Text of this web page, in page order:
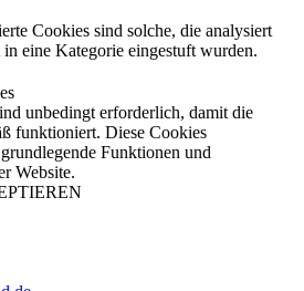
Cookies sind solche, die analysiert
eine Kategorie eingestuft wurden.
unbedingt erforderlich, damit die
funktioniert. Diese Cookies
Funktionen und
Website.